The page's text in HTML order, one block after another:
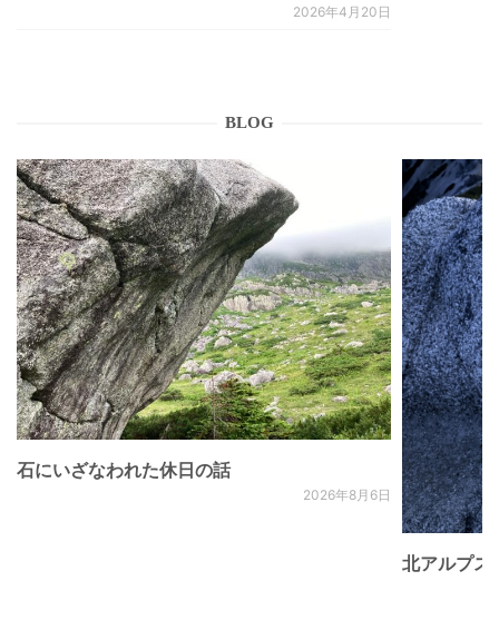
2026年4月20日
BLOG
石にいざなわれた休日の話
2026年8月6日
北アルプ